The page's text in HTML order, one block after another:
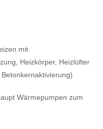
mit
Heizkörper, Heizlüfter
Wärmepumpen zum